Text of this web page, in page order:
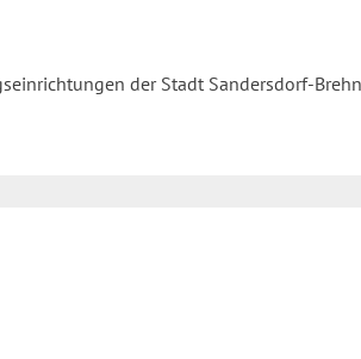
der Stadt Sandersdorf-